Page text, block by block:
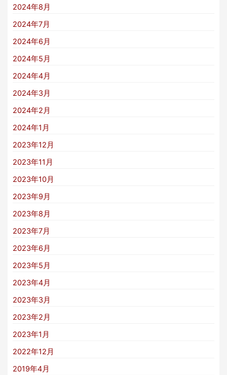
2024年8月
2024年7月
2024年6月
2024年5月
2024年4月
2024年3月
2024年2月
2024年1月
2023年12月
2023年11月
2023年10月
2023年9月
2023年8月
2023年7月
2023年6月
2023年5月
2023年4月
2023年3月
2023年2月
2023年1月
2022年12月
2019年4月